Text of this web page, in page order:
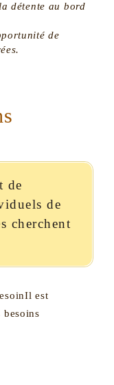
détente au bord
de
de
de
cherchent
est
besoins